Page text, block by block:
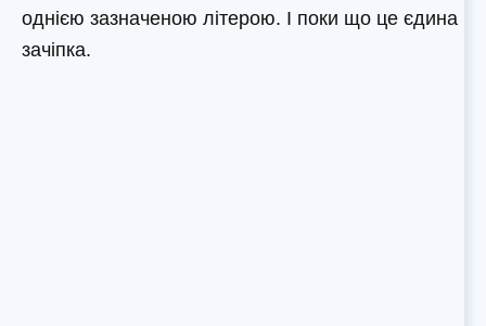
однією зазначеною літерою. І поки що це єдина
зачіпка.